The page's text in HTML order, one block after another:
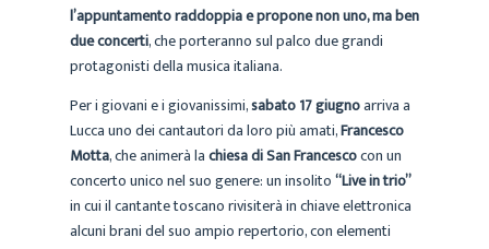
l’appuntamento raddoppia e propone non uno, ma ben
due concerti, che porteranno sul palco due grandi
protagonisti della musica italiana.
Per i giovani e i giovanissimi,sabato 17 giugnoarriva a
Lucca uno dei cantautori da loro più amati,Francesco
Motta, che animerà lachiesa di San Francescocon un
concerto unico nel suo genere: un insolito“Live in trio”
in cui il cantante toscano rivisiterà in chiave elettronica
alcuni brani del suo ampio repertorio, con elementi